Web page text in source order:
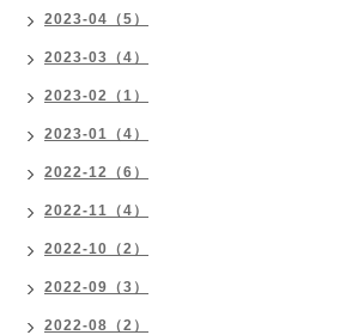
2023-04（5）
2023-03（4）
2023-02（1）
2023-01（4）
2022-12（6）
2022-11（4）
2022-10（2）
2022-09（3）
2022-08（2）